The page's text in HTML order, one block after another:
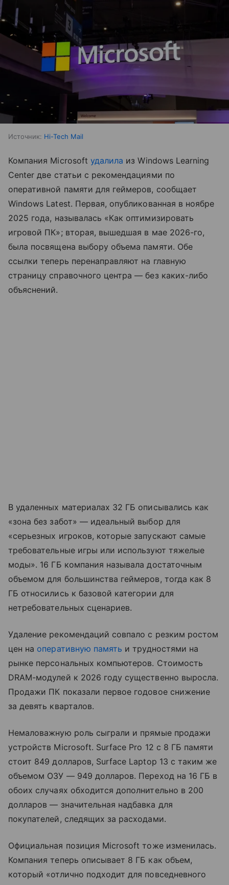
Источник: Hi-Tech Mail
Компания Microsoft удалила из Windows Learning
Center две статьи с рекомендациями по
оперативной памяти для геймеров, сообщает
Windows Latest. Первая, опубликованная в ноябре
2025 года, называлась «Как оптимизировать
игровой ПК»; вторая, вышедшая в мае 2026-го,
была посвящена выбору объема памяти. Обе
ссылки теперь перенаправляют на главную
страницу справочного центра — без каких-либо
объяснений.
В удаленных материалах 32 ГБ описывались как
«зона без забот» — идеальный выбор для
«серьезных игроков, которые запускают самые
требовательные игры или используют тяжелые
моды». 16 ГБ компания называла достаточным
объемом для большинства геймеров, тогда как 8
ГБ относились к базовой категории для
нетребовательных сценариев.
Удаление рекомендаций совпало с резким ростом
цен на оперативную память и трудностями на
рынке персональных компьютеров. Стоимость
DRAM-модулей к 2026 году существенно выросла.
Продажи ПК показали первое годовое снижение
за девять кварталов.
Немаловажную роль сыграли и прямые продажи
устройств Microsoft. Surface Pro 12 с 8 ГБ памяти
стоит 849 долларов, Surface Laptop 13 с таким же
объемом ОЗУ — 949 долларов. Переход на 16 ГБ в
обоих случаях обходится дополнительно в 200
долларов — значительная надбавка для
покупателей, следящих за расходами.
Официальная позиция Microsoft тоже изменилась.
Компания теперь описывает 8 ГБ как объем,
который «отлично подходит для повседневного